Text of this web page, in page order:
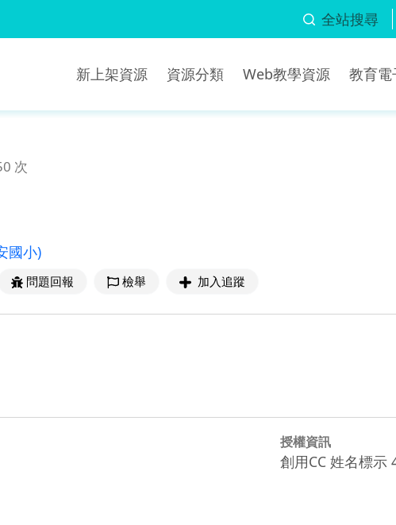
全站搜尋
新上架資源 資源分類 Web教學資源 教育電
次
國小)
問題回報 檢舉 加入追蹤
授權資訊
創用CC 姓名標示